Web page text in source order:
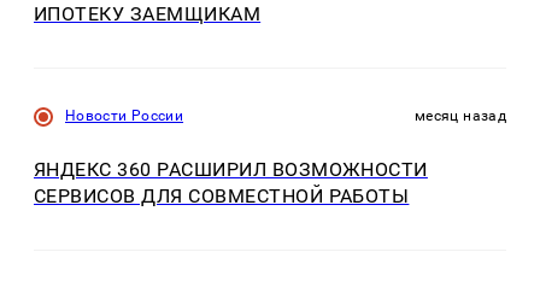
ИПОТЕКУ ЗАЕМЩИКАМ
Новости России месяц назад
ЯНДЕКС 360 РАСШИРИЛ ВОЗМОЖНОСТИ
СЕРВИСОВ ДЛЯ СОВМЕСТНОЙ РАБОТЫ